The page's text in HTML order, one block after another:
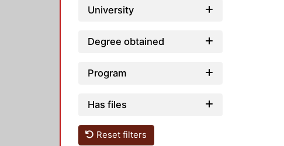
University
Degree obtained
Program
Has files
Reset filters